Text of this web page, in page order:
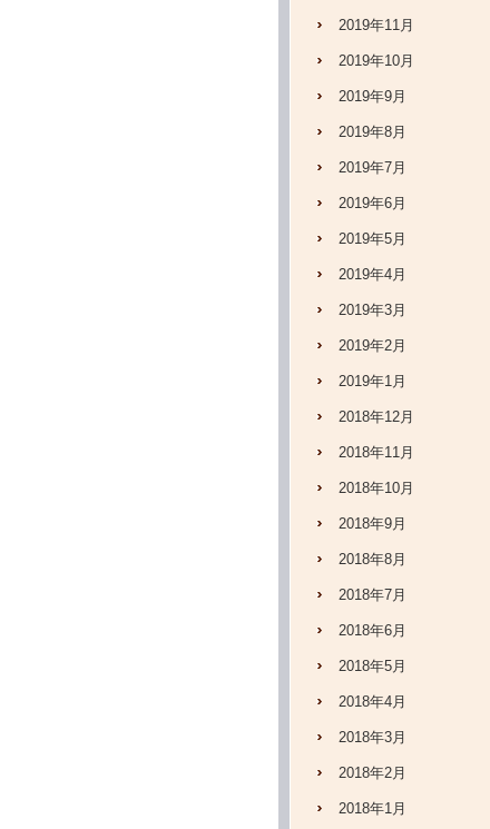
2019年11月
2019年10月
2019年9月
2019年8月
2019年7月
2019年6月
2019年5月
2019年4月
2019年3月
2019年2月
2019年1月
2018年12月
2018年11月
2018年10月
2018年9月
2018年8月
2018年7月
2018年6月
2018年5月
2018年4月
2018年3月
2018年2月
2018年1月